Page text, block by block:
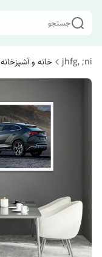
جستجو
jhfg, ;ni خانه و آشپزخانه